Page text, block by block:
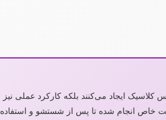
کلاسیک ایجاد می‌کنند بلکه کارکرد عملی نیز
خاص انجام شده تا پس از شستشو و استفاده